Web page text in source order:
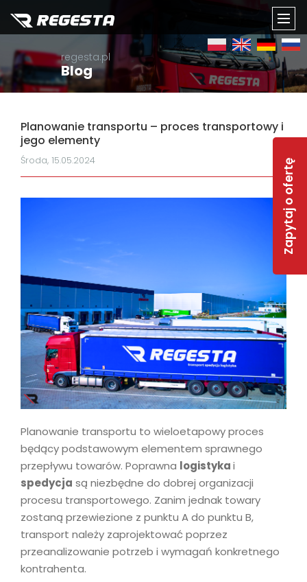
Zapytaj o ofertę
regesta.pl
Blog
Planowanie transportu – proces transportowy i
jego elementy
Środa, 15.05.2024
Planowanie transportu to wieloetapowy proces
będący podstawowym elementem sprawnego
przepływu towarów. Poprawna logistykai
spedycja są niezbędne do dobrej organizacji
procesu transportowego. Zanim jednak towary
zostaną przewiezione z punktu A do punktu B,
transport należy zaprojektować poprzez
przeanalizowanie potrzeb i wymagań konkretnego
kontrahenta.